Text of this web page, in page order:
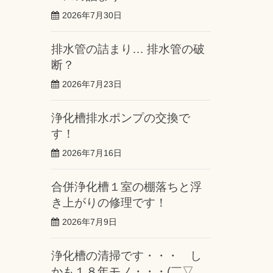
2026年7月30日
排水管の詰まり… 排水管の破
断？
2026年7月23日
浄化槽排水ポンプの交換で
す！
2026年7月16日
合併浄化槽１室の棚落ちと浮
き上がりの修理です！
2026年7月9日
浄化槽の清掃です・・・ し